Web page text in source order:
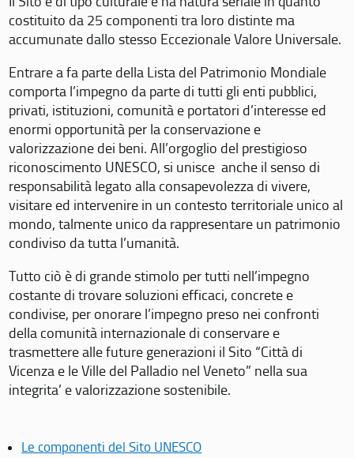
costituito da 25 componenti tra loro distinte ma
accumunate dallo stesso Eccezionale Valore Universale.
Entrare a fa parte della Lista del Patrimonio Mondiale
comporta l’impegno da parte di tutti gli enti pubblici,
privati, istituzioni, comunità e portatori d’interesse ed
enormi opportunità per la conservazione e
valorizzazione dei beni. All’orgoglio del prestigioso
riconoscimento UNESCO, si unisce anche il senso di
responsabilità legato alla consapevolezza di vivere,
visitare ed intervenire in un contesto territoriale unico al
mondo, talmente unico da rappresentare un patrimonio
condiviso da tutta l’umanità.
Tutto ciò è di grande stimolo per tutti nell’impegno
costante di trovare soluzioni efficaci, concrete e
condivise, per onorare l’impegno preso nei confronti
della comunità internazionale di conservare e
trasmettere alle future generazioni il Sito “Città di
Vicenza e le Ville del Palladio nel Veneto” nella sua
integrita’ e valorizzazione sostenibile.
Le componenti del Sito UNESCO